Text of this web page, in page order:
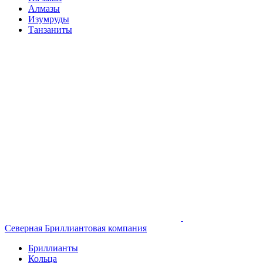
Алмазы
Изумруды
Танзаниты
Северная Бриллиантовая компания
Бриллианты
Кольца